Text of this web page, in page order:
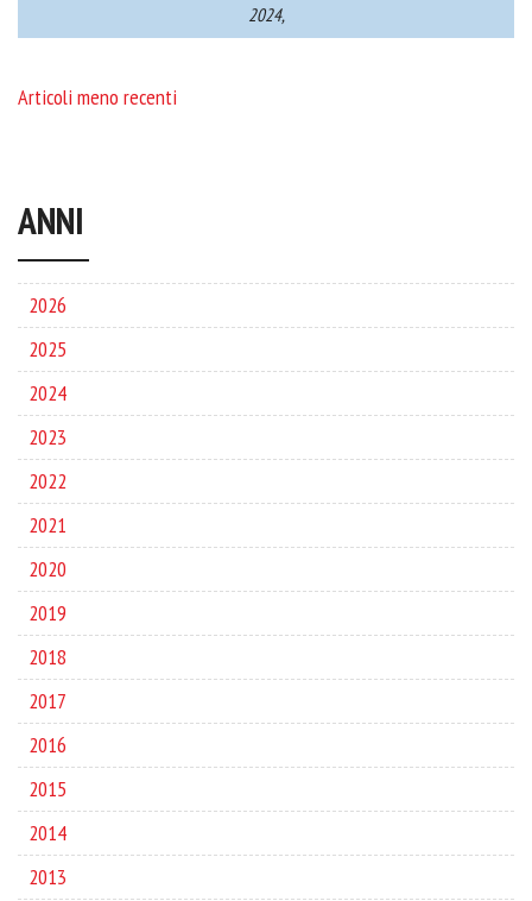
2024,
Articoli meno recenti
ANNI
2026
2025
2024
2023
2022
2021
2020
2019
2018
2017
2016
2015
2014
2013